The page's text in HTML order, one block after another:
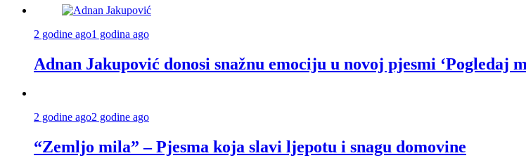
2 godine ago1 godina ago
Adnan Jakupović donosi snažnu emociju u novoj pjesmi ‘Pogledaj
2 godine ago2 godine ago
“Zemljo mila” – Pjesma koja slavi ljepotu i snagu domovine